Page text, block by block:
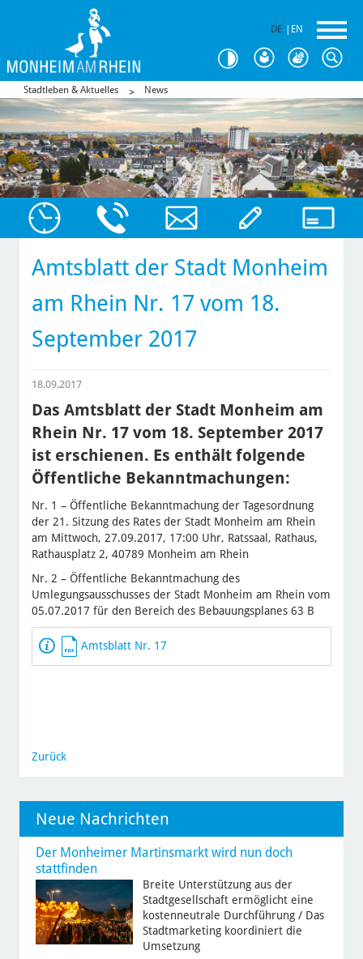
DE EN
Stadtleben & Aktuelles News
Amtsblatt der Stadt Monheim
am Rhein Nr. 17 vom 18.
September 2017
18.09.2017
Das Amtsblatt der Stadt Monheim am
Rhein Nr. 17 vom 18. September 2017
ist erschienen. Es enthält folgende
Öffentliche Bekanntmachungen:
Nr. 1 – Öffentliche Bekanntmachung der Tagesordnung
der 21. Sitzung des Rates der Stadt Monheim am Rhein
am Mittwoch, 27.09.2017, 17:00 Uhr, Ratssaal, Rathaus,
Rathausplatz 2, 40789 Monheim am Rhein
Nr. 2 – Öffentliche Bekanntmachung des
Umlegungsausschusses der Stadt Monheim am Rhein vom
05.07.2017 für den Bereich des Bebauungsplanes 63 B
Amtsblatt Nr. 17
Zurück
Neue Nachrichten
Der Monheimer Martinsmarkt wird nun doch
stattfinden
Breite Unterstützung aus der
Stadtgesellschaft ermöglicht eine
kostenneutrale Durchführung / Das
Stadtmarketing koordiniert die
Umsetzung